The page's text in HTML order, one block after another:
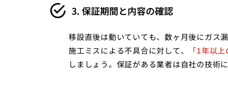
3. 保証期間と内容の確認
移設直後は動いていても、数ヶ月後にガス
施工ミスによる不具合に対して、
「1年以
しましょう。保証がある業者は自社の技術